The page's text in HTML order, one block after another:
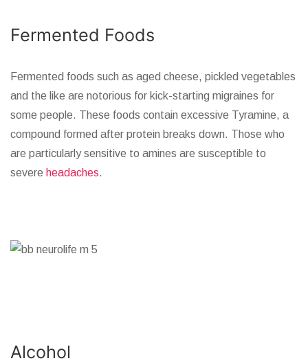
Fermented Foods
Fermented foods such as aged cheese, pickled vegetables
and the like are notorious for kick-starting migraines for
some people. These foods contain excessive Tyramine, a
compound formed after protein breaks down. Those who
are particularly sensitive to amines are susceptible to
severe headaches.
Alcohol